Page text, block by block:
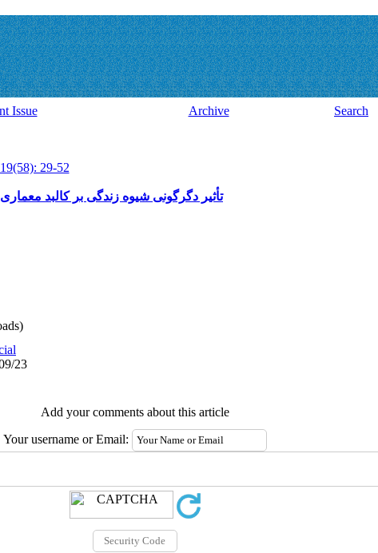
Issue Archive Search
29-52
تأثیر دگرگونی شیوه زندگی بر کالبد
23
Add your comments about this article
Your username or Email: